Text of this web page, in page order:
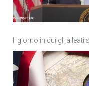
Il giorno in cui gli